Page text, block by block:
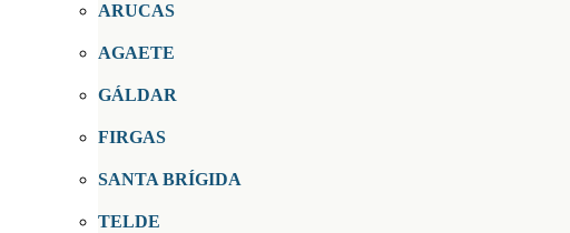
ARUCAS
AGAETE
GÁLDAR
FIRGAS
SANTA BRÍGIDA
TELDE